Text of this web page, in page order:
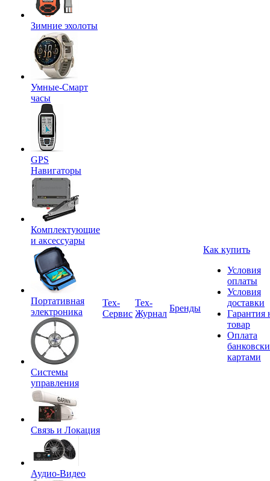
Зимние эхолоты
Умные-Смарт
часы
GPS
Навигаторы
Комплектующие
и аксессуары
Портативная
электроника
Системы
управления
Связь и Локация
Аудио-Видео
Tex-
Сервис
Тех-
Журнал
Бренды
Как купить
Условия
оплаты
Условия
доставки
Гарантия
товар
Оплата
картами